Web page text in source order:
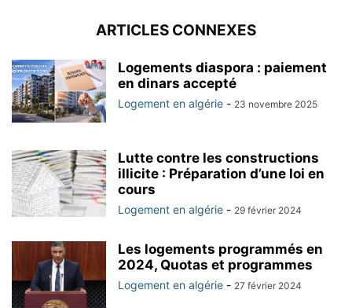
ARTICLES CONNEXES
Logements diaspora : paiement
en dinars accepté
Logement en algérie - 23 novembre 2025
Lutte contre les constructions
illicite : Préparation d’une loi en
cours
Logement en algérie - 29 février 2024
Les logements programmés en
2024, Quotas et programmes
Logement en algérie - 27 février 2024